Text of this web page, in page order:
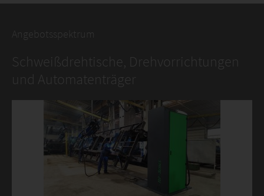
Angebotsspektrum
Schweißdrehtische, Drehvorrichtungen
und Automatenträger